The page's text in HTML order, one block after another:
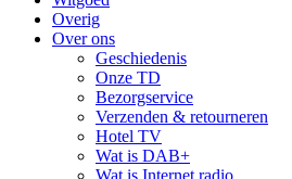
Overig
Over ons
Geschiedenis
Onze TD
Bezorgservice
Verzenden & retourneren
Hotel TV
Wat is DAB+
Wat is Internet radio